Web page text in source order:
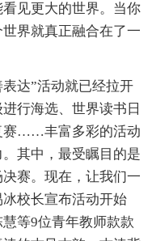
见更大的世界。当你
界就真正融合在了一
达”活动就已经拉开
行海选、世界读书日
赛……丰富多彩的活动
其中，最受瞩目的是
赛。现在，让我们一
校长宣布活动开始
等9位青年教师款款